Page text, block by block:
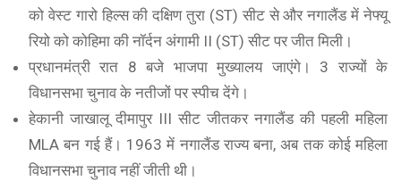
को वेस्ट गारो हिल्स की दक्षिण तुरा (ST) सीट से और नगालैंड में नेफ्यू
रियो को कोहिमा की नॉर्दन अंगामी II (ST) सीट पर जीत मिली।
प्रधानमंत्री रात 8 बजे भाजपा मुख्यालय जाएंगे। 3 राज्यों के
विधानसभा चुनाव के नतीजों पर स्पीच देंगे।
हेकानी जाखालू दीमापुर III सीट जीतकर नगालैंड की पहली महिला
MLA बन गई हैं। 1963 में नगालैंड राज्य बना, अब तक कोई महिला
विधानसभा चुनाव नहीं जीती थी।